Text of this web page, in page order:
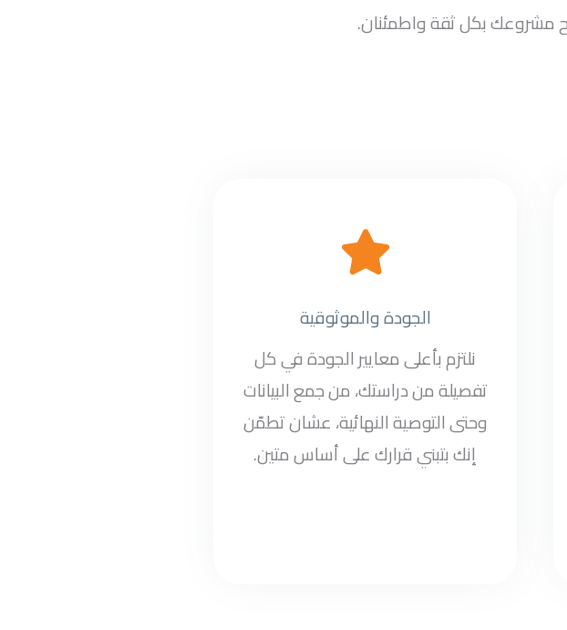
مشروعك بكل ثقة واطمئنان.
الجودة والموثوقية
نلتزم بأعلى معايير الجودة في كل
تفصيلة من دراستك، من جمع البيانات
وحتى التوصية النهائية، عشان تطمّن
إنك بتبني قرارك على أساس متين.